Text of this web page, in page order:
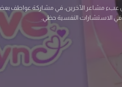
في مواجهة أخطار لم يكن يتوقعها. كيم دو
في بنك.